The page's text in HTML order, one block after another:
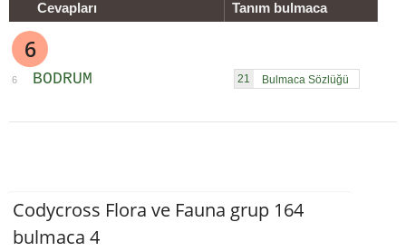
Cevapları Tanım bulmaca
6
6 BODRUM 21
Codycross Flora ve Fauna grup 164
bulmaca 4